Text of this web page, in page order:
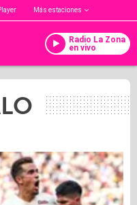
Más estaciones
Radio La Zona
en vivo